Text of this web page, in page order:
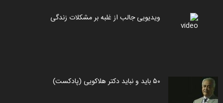
ویدیویی جالب از غلبه بر مشکلات زندگی
۵۰ باید و نباید دکتر هلاکویی (پادکست)